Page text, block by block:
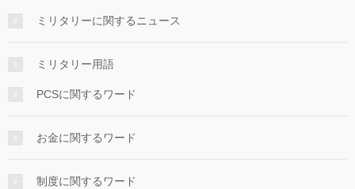
ミリタリーに関するニュース
ミリタリー用語
PCSに関するワード
お金に関するワード
制度に関するワード